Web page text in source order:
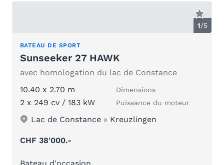
1/5
BATEAU DE SPORT
Sunseeker 27 HAWK
avec homologation du lac de Constance
10.40 x 2.70 m
Dimensions
2 x 249 cv / 183 kW Puissance du moteur
Lac de Constance » Kreuzlingen
CHF 38'000.-